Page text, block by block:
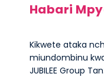
Habari
Kikwete ataka
miundombinu
JUBILEE Group